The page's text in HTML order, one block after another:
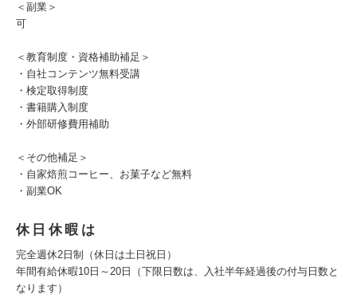
＜副業＞
可
＜教育制度・資格補助補足＞
・自社コンテンツ無料受講
・検定取得制度
・書籍購入制度
・外部研修費用補助
＜その他補足＞
・自家焙煎コーヒー、お菓子など無料
・副業OK
休日休暇は
完全週休2日制（休日は土日祝日）
年間有給休暇10日～20日（下限日数は、入社半年経過後の付与日数と
なります）